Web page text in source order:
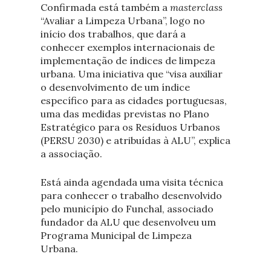
Confirmada está também a masterclass
“Avaliar a Limpeza Urbana”, logo no
início dos trabalhos, que dará a
conhecer exemplos internacionais de
implementação de índices de limpeza
urbana. Uma iniciativa que “visa auxiliar
o desenvolvimento de um índice
específico para as cidades portuguesas,
uma das medidas previstas no Plano
Estratégico para os Resíduos Urbanos
(PERSU 2030) e atribuídas à ALU”, explica
a associação.
Está ainda agendada uma visita técnica
para conhecer o trabalho desenvolvido
pelo município do Funchal, associado
fundador da ALU que desenvolveu um
Programa Municipal de Limpeza
Urbana.